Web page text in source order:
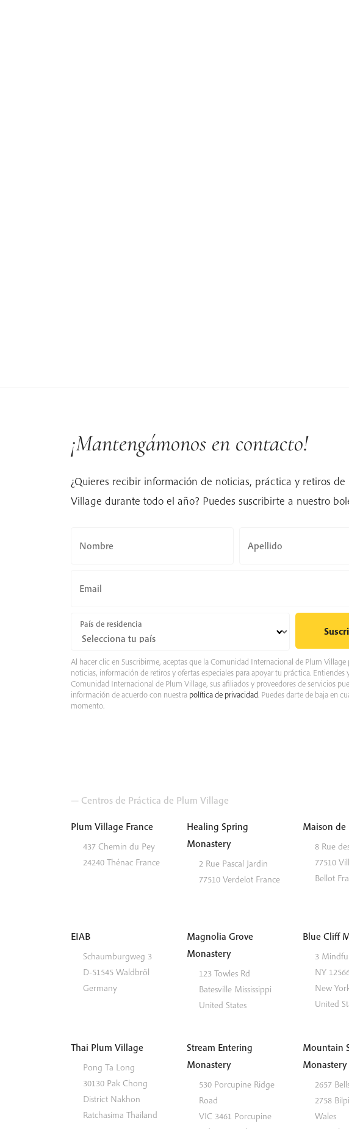
¡Mantengámonos en contacto!
¿Quieres recibir información de noticias, práctica y retiros de
Village durante todo el año? Puedes suscribirte a nuestro
Nombre Apellido
Email
País de residencia
Al hacer clic en Suscribirme, aceptas que la Comunidad Internacional de Plum Village
noticias, información de retiros y ofertas especiales para apoyar tu práctica. Entiendes
Comunidad Internacional de Plum Village, sus afiliados y proveedores de servicios
información de acuerdo con nuestrapolítica de privacidad. Puedes darte de baja en
momento.
— Centros de Práctica de Plum Village
Plum Village France
437 Chemin du Pey
24240 Thénac France
Healing Spring
Monastery
2 Rue Pascal Jardin
77510 Verdelot France
Maison de
8 Rue
77510
Bellot
EIAB
Schaumburgweg 3
D-51545 Waldbröl
Germany
Magnolia Grove
Monastery
123 Towles Rd
Batesville Mississippi
United States
Blue Cliff
3
NY
New
United
Thai Plum Village
Pong Ta Long
30130 Pak Chong
District Nakhon
Ratchasima Thailand
Stream Entering
Monastery
530 Porcupine Ridge
Road
VIC 3461 Porcupine
Mountain
Monastery
2657
2758
Wales